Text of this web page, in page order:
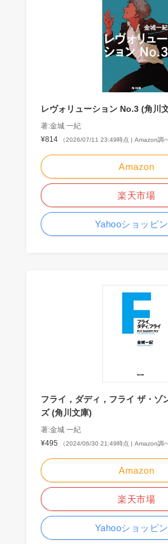
レヴォリューション No.3 (角川
著:金城 一紀
¥814
（2026/07/11 23:49時点 | Amazon調べ
Amazon
楽天市場
Yahooショッピ
フライ，ダディ，フライ ザ・ゾ
ズ (角川文庫)
著:金城 一紀
¥495
（2024/06/30 21:49時点 | Amazon調べ
Amazon
楽天市場
Yahooショッピ